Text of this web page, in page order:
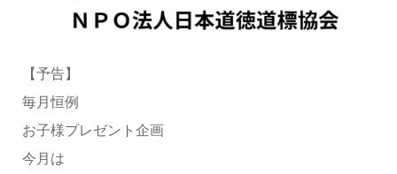
【予告】
毎月恒例
お子様プレゼント企画
今月は